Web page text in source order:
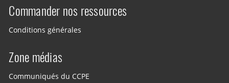
Commander nos ressources
Conditions générales
Zone médias
Communiqués du CCPE